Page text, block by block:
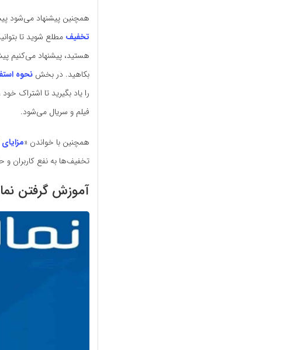
همچنین پیشنهاد می‌شود
تخفیف مطلع شوید تا
هستید، پیشنهاد می‌کنیم
بکاهید. در بخش نحوه
را یاد بگیرید تا اشتراک
فیلم و سریال می‌شود.
همچنین با خواندن «
تخفیف‌ها به نفع کاربران
آموزش گرفتن